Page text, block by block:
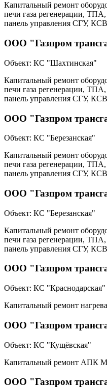
Капитальный ремонт
печи газа регенерации,
панель управления СГУ, КСВ
ООО "Газпром
Объект: КС "Шахтинская"
Капитальный ремонт
печи газа регенерации,
панель управления СГУ, КСВ
ООО "Газпром
Объект: КС "Березанская"
Капитальный ремонт
печи газа регенерации,
панель управления СГУ, КСВ
ООО "Газпром
Объект: КС "Березанская"
Капитальный ремонт
печи газа регенерации,
панель управления СГУ, КСВ
ООО "Газпром
Объект: КС "Краснодарская"
Капитальный ремонт
ООО "Газпром
Объект: КС "Кущёвская"
Капитальный ремонт АПК
ООО "Газпром